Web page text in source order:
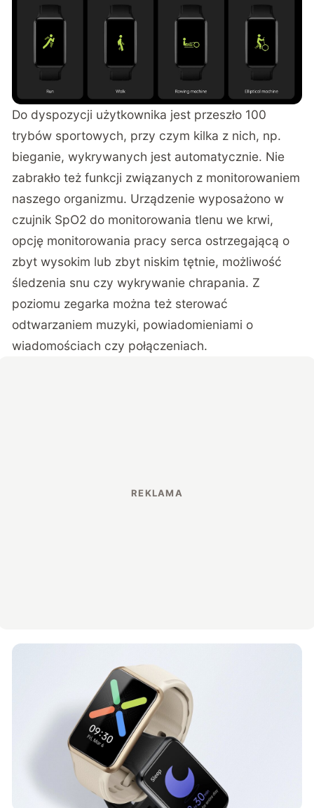
Do dyspozycji użytkownika jest przeszło 100
trybów sportowych, przy czym kilka z nich, np.
bieganie, wykrywanych jest automatycznie. Nie
zabrakło też funkcji związanych z monitorowaniem
naszego organizmu. Urządzenie wyposażono w
czujnik SpO2 do monitorowania tlenu we krwi,
opcję monitorowania pracy serca ostrzegającą o
zbyt wysokim lub zbyt niskim tętnie, możliwość
śledzenia snu czy wykrywanie chrapania. Z
poziomu zegarka można też sterować
odtwarzaniem muzyki, powiadomieniami o
wiadomościach czy połączeniach.